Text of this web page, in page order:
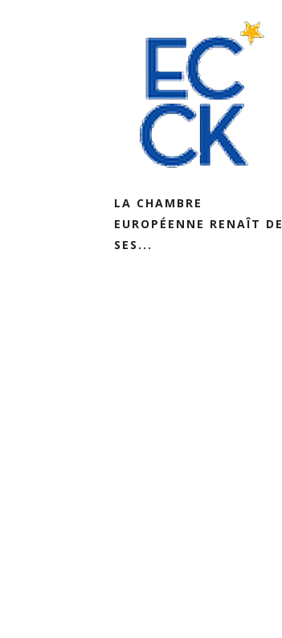
LA CHAMBRE
EUROPÉENNE RENAÎT DE
SES...